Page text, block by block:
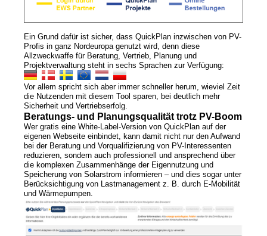
Ein Grund dafür ist sicher, dass QuickPlan inzwischen von PV-
Profis in ganz Nordeuropa genutzt wird, denn diese
Allzweckwaffe für Beratung, Vertrieb, Planung und
Projektverwaltung steht in sechs Sprachen zur Verfügung:
Vor allem spricht sich aber immer schneller herum, wieviel Zeit
die Nutzenden mit diesem Tool sparen, bei deutlich mehr
Sicherheit und Vertriebserfolg.
Beratungs- und Planungsqualität trotz PV-Boom
Wer gratis eine White-Label-Version von QuickPlan auf der
eigenen Webseite einbindet, kann damit nicht nur den Aufwand
bei der Beratung und Vorqualifizierung von PV-Interessenten
reduzieren, sondern auch professionell und ansprechend über
die komplexen Zusammenhänge der Eigennutzung und
Speicherung von Solarstrom informieren – und dies sogar unter
Berücksichtigung von Lastmanagement z. B. durch E-Mobilität
und Wärmepumpen.